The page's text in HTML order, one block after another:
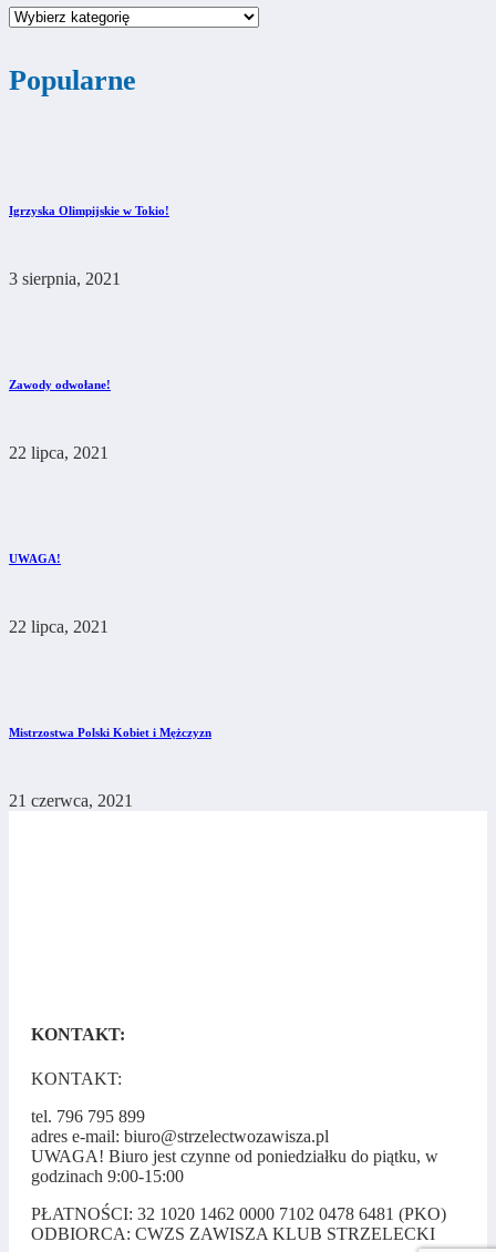
Kategorie
Popularne
Igrzyska Olimpijskie w Tokio!
3 sierpnia, 2021
Zawody odwołane!
22 lipca, 2021
UWAGA!
22 lipca, 2021
Mistrzostwa Polski Kobiet i Mężczyzn
21 czerwca, 2021
KONTAKT:
KONTAKT:
tel. 796 795 899
adres e-mail: biuro@strzelectwozawisza.pl
UWAGA! Biuro jest czynne od poniedziałku do piątku, w
godzinach 9:00-15:00
PŁATNOŚCI: 32 1020 1462 0000 7102 0478 6481 (PKO)
ODBIORCA: CWZS ZAWISZA KLUB STRZELECKI